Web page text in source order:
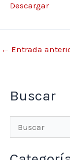
Descargar
← Entrada
Buscar